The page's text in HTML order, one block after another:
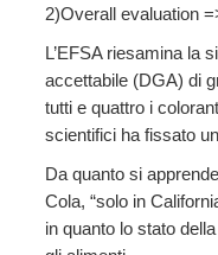
2)Overall evaluation
L’EFSA riesamina la
accettabile (DGA) di
tutti e quattro i
scientifici ha fissato
Da quanto si
Cola, “solo in
in quanto lo stato